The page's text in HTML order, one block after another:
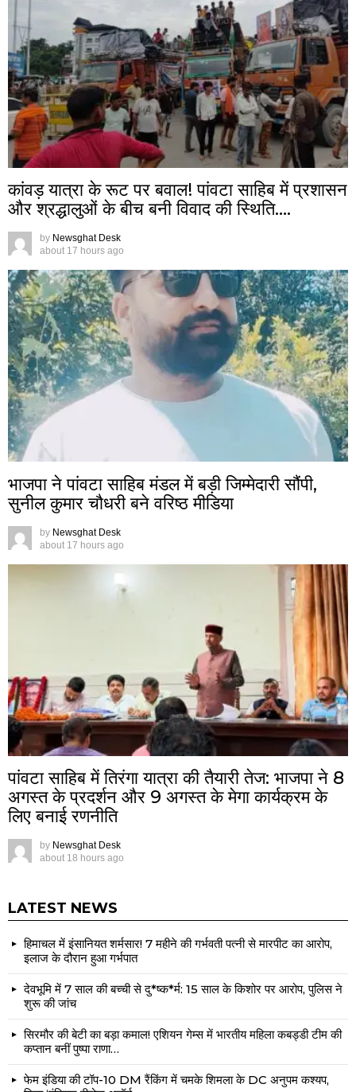
कांवड़ यात्रा के रूट पर बवाल! पांवटा साहिब में प्रशासन
और श्रद्धालुओं के बीच बनी विवाद की स्थिति….
by Newsghat Desk
about 17 hours ago
भाजपा ने पांवटा साहिब मंडल में बड़ी जिम्मेदारी सौंपी,
सुनील कुमार चौधरी बने वरिष्ठ मीडिया
by Newsghat Desk
about 17 hours ago
पांवटा साहिब में तिरंगा यात्रा की तैयारी तेज: भाजपा ने 8
अगस्त के प्रदर्शन और 9 अगस्त के मेगा कार्यक्रम के
लिए बनाई रणनीति
by Newsghat Desk
about 18 hours ago
LATEST NEWS
हिमाचल में इंसानियत शर्मसार! 7 महीने की गर्भवती पत्नी से मारपीट का आरोप,
इलाज के दौरान हुआ गर्भपात
देवभूमि में 7 साल की बच्ची से दु*ष्क*र्म: 15 साल के किशोर पर आरोप, पुलिस ने
शुरू की जांच
सिरमौर की बेटी का बड़ा कमाल! एशियन गेम्स में भारतीय महिला कबड्डी टीम की
कप्तान बनीं पुष्पा राणा…
फेम इंडिया की टॉप-10 DM रैंकिंग में चमके शिमला के DC अनुपम कश्यप,